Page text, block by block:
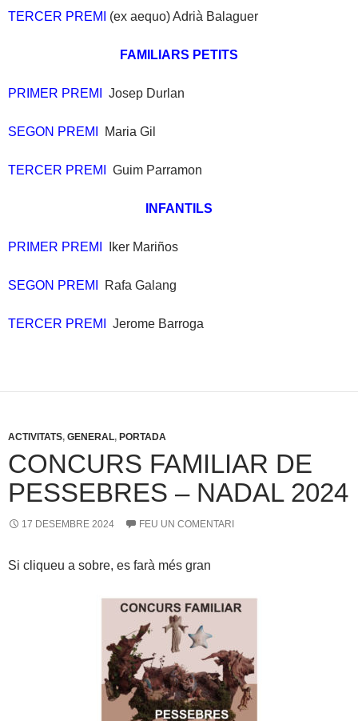
TERCER PREMI (ex aequo) Adrià Balaguer
FAMILIARS PETITS
PRIMER PREMI Josep Durlan
SEGON PREMI Maria Gil
TERCER PREMI Guim Parramon
INFANTILS
PRIMER PREMI Iker Mariños
SEGON PREMI Rafa Galang
TERCER PREMI Jerome Barroga
ACTIVITATS, GENERAL, PORTADA
CONCURS FAMILIAR DE
PESSEBRES – NADAL 2024
17 DESEMBRE 2024 FEU UN COMENTARI
Si cliqueu a sobre, es farà més gran